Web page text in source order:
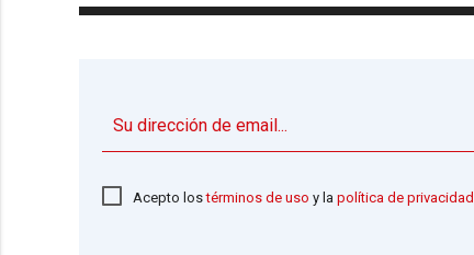
Acepto lostérminos de uso y la política de privacidad